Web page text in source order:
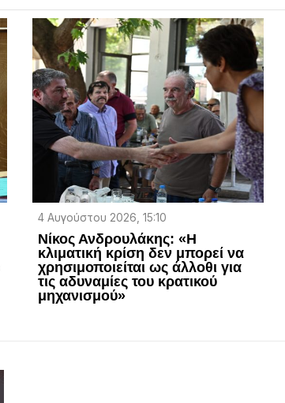
4 Αυγούστου 2026, 15:10
Νίκος Ανδρουλάκης: «Η
κλιματική κρίση δεν μπορεί να
χρησιμοποιείται ως άλλοθι για
τις αδυναμίες του κρατικού
μηχανισμού»